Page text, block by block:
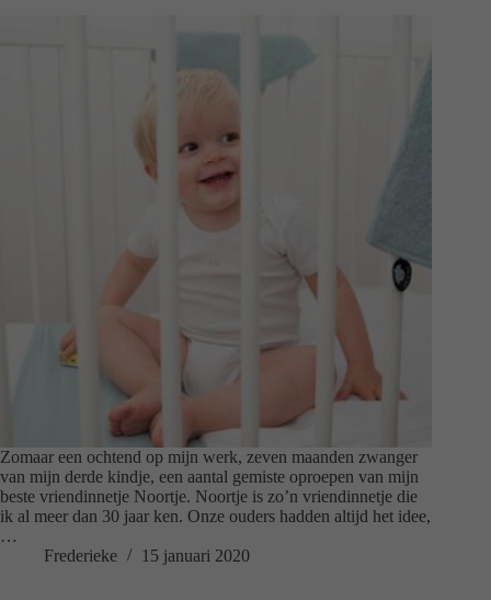
Zomaar een ochtend op mijn werk, zeven maanden zwanger
van mijn derde kindje, een aantal gemiste oproepen van mijn
beste vriendinnetje Noortje. Noortje is zo’n vriendinnetje die
ik al meer dan 30 jaar ken. Onze ouders hadden altijd het idee,
…
Frederieke
15 januari 2020